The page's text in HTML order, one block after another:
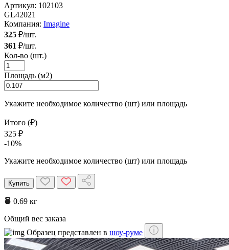
Артикул: 102103
GL42021
Компания: Imagine
325 ₽/шт.
361 ₽/шт.
Кол-во (шт.)
Площадь (м2)
Укажите необходимое количество (шт) или площадь
Итого (₽)
325 ₽
-10%
Укажите необходимое количество (шт) или площадь
Купить
0.69 кг
Общий вес заказа
Образец представлен в шоу-руме